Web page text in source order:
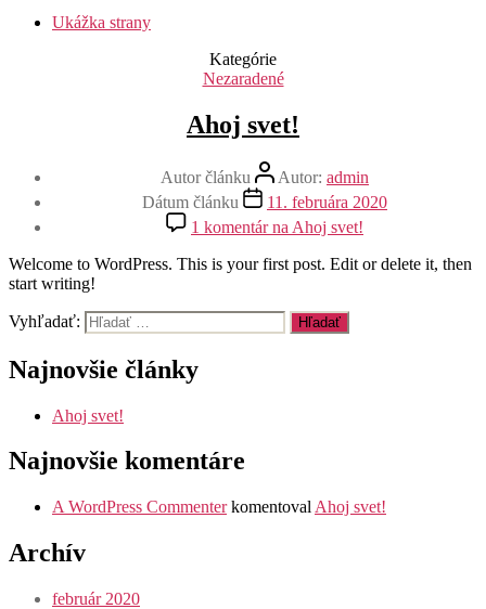
Ukážka strany
Kategórie
Nezaradené
Ahoj svet!
Autor článku Autor: admin
Dátum článku
11. februára 2020
1 komentárna Ahoj svet!
Welcome to WordPress. This is your first post. Edit or delete it, then
start writing!
Vyhľadať:
Najnovšie články
Ahoj svet!
Najnovšie komentáre
A WordPress Commenterkomentoval Ahoj svet!
Archív
február 2020